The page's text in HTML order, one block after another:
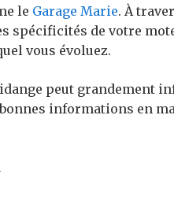
le Garage Marie. À
spécificités de votre
vous évoluez.
peut grandement
informations en